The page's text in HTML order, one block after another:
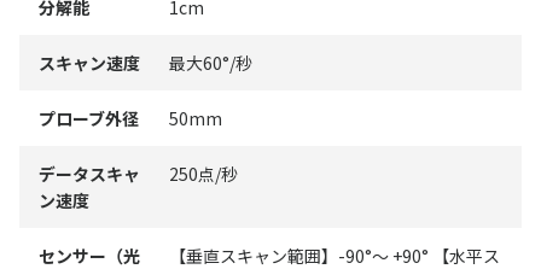
分解能 1cm
スキャン速度 最大60°/秒
プローブ外径 50mm
データスキャ
ン速度
250点/秒
センサー（光
【垂直スキャン範囲】-90°～ +90° 【水平ス